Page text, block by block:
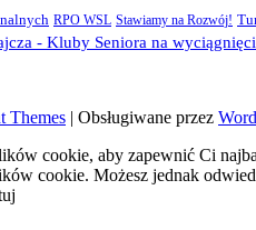
RPO WSL Stawiamy na Rozwój!
- Kluby Seniora na
Themes | Obsługiwane przez
cookie, aby zapewnić Ci
cookie. Możesz jednak